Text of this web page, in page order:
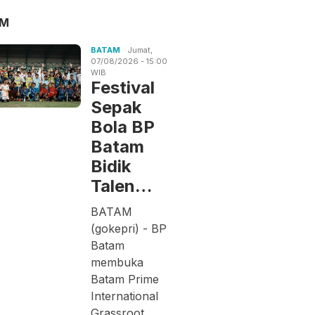
BATAM
Jumat,
07/08/2026 - 15:00
WIB
Festival
Sepak
Bola BP
Batam
Bidik
Talen…
BATAM
(gokepri) - BP
Batam
membuka
Batam Prime
International